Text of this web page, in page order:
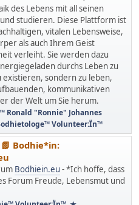
des Lebens mit all seinen
studieren. Diese Plattform ist
vitalen Lebensweise,
als auch Ihrem Geist
verleiht. Sie werden dazu
durchs Leben zu
existieren, sondern zu leben,
kommunikativen
der Welt um Sie herum.
Ronald "Ronnie" Johannes
Volunteer:Ïn™
Bodhie*in:
Bodhiein.eu- *Ich hoffe, dass
Forum Freude, Lebensmut und